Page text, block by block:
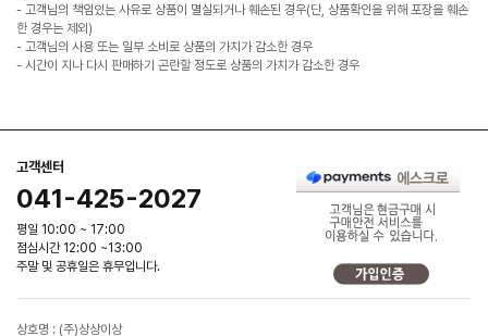
- 고객님의 책임있는 사유로 상품이 멸실되거나 훼손된 경우(단, 상품확인을 위해 포장을 훼손
한 경우는 제외)
- 고객님의 사용 또는 일부 소비로 상품의 가치가 감소한 경우
- 시간이 지나 다시 판매하기 곤란할 정도로 상품의 가치가 감소한 경우
고객센터
041-425-2027
평일 10:00 ~ 17:00
점심시간 12:00 ~13:00
주말 및 공휴일은 휴무입니다.
상호명 : (주)상상이상